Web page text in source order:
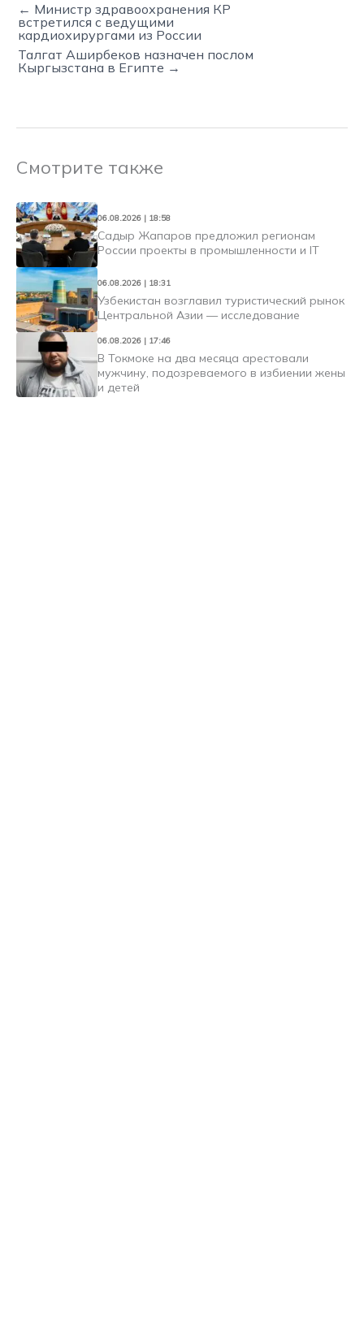
← Министр здравоохранения КР
встретился с ведущими
кардиохирургами из России
Талгат Аширбеков назначен послом
Кыргызстана в Египте →
Смотрите также
06.08.2026 | 18:58
Садыр Жапаров предложил регионам
России проекты в промышленности и IT
06.08.2026 | 18:31
Узбекистан возглавил туристический рынок
Центральной Азии — исследование
06.08.2026 | 17:46
В Токмоке на два месяца арестовали
мужчину, подозреваемого в избиении жены
и детей